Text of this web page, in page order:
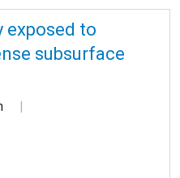
exposed to
subsurface